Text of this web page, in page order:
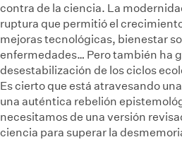
contra de la ciencia. La
ruptura que permitió el
mejoras tecnológicas, bienestar
enfermedades… Pero también ha
desestabilización de los ciclos
Es cierto que está atravesando
una auténtica rebelión
necesitamos de una versión
ciencia para superar la